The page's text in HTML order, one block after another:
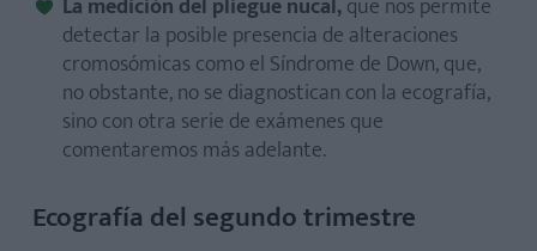
La medición del pliegue nucal,que nos permite
detectar la posible presencia de alteraciones
cromosómicas como el Síndrome de Down, que,
no obstante, no se diagnostican con la ecografía,
sino con otra serie de exámenes que
comentaremos más adelante.
Ecografía del segundo trimestre